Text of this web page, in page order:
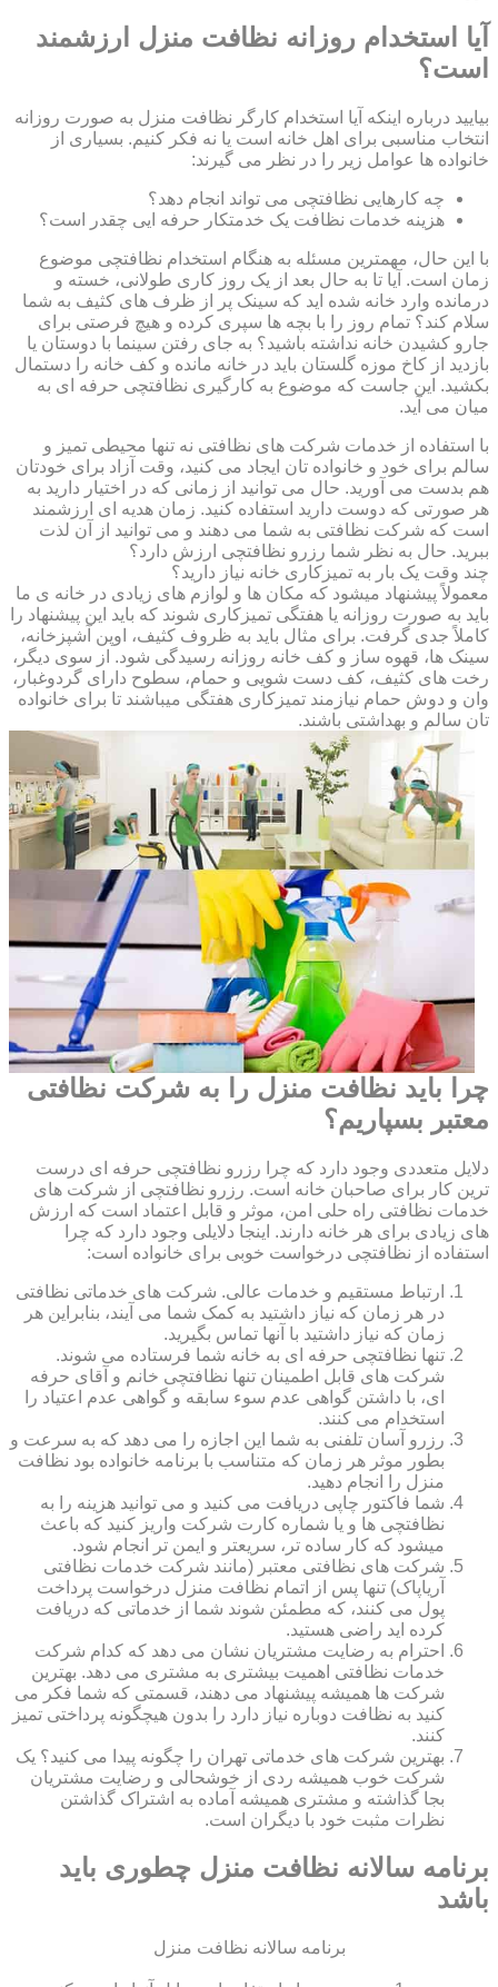
آیا استخدام روزانه نظافت منزل ارزشمند
است؟
بیایید درباره اینکه آیا استخدام کارگر نظافت منزل به صورت روزانه
انتخاب مناسبی برای اهل خانه است یا نه فکر کنیم. بسیاری از
خانواده ها عوامل زیر را در نظر می گیرند:
چه کارهایی نظافتچی می تواند انجام دهد؟
هزینه خدمات نظافت یک خدمتکار حرفه ایی چقدر است؟
با این حال، مهمترین مسئله به هنگام استخدام نظافتچی موضوع
زمان است. آیا تا به حال بعد از یک روز کاری طولانی، خسته و
درمانده وارد خانه شده اید که سینک پر از ظرف های کثیف به شما
سلام کند؟ تمام روز را با بچه ها سپری کرده و هیچ فرصتی برای
جارو کشیدن خانه نداشته باشید؟ به جای رفتن سینما با دوستان یا
بازدید از کاخ موزه گلستان باید در خانه مانده و کف خانه را دستمال
بکشید. این جاست که موضوع به کارگیری نظافتچی حرفه ای به
میان می آید.
با استفاده از خدمات شرکت های نظافتی نه تنها محیطی تمیز و
سالم برای خود و خانواده تان ایجاد می کنید، وقت آزاد برای خودتان
هم بدست می آورید. حال می توانید از زمانی که در اختیار دارید به
هر صورتی که دوست دارید استفاده کنید. زمان هدیه ای ارزشمند
است که شرکت نظافتی به شما می دهند و می توانید از آن لذت
ببرید. حال به نظر شما رزرو نظافتچی ارزش دارد؟
چند وقت یک بار به تمیزکاری خانه نیاز دارید؟
معمولاً پیشنهاد میشود که مکان ها و لوازم های زیادی در خانه ی ما
باید به صورت روزانه یا هفتگی تمیزکاری شوند که باید این پیشنهاد را
کاملاً جدی گرفت. برای مثال باید به ظروف کثیف، اوپن آشپزخانه،
سینک ها، قهوه ساز و کف خانه روزانه رسیدگی شود. از سوی دیگر،
رخت های کثیف، کف دست شویی و حمام، سطوح دارای گردوغبار،
وان و دوش حمام نیازمند تمیزکاری هفتگی میباشند تا برای خانواده
تان سالم و بهداشتی باشند.
چرا باید نظافت منزل را به شرکت نظافتی
معتبر بسپاریم؟
دلایل متعددی وجود دارد که چرا رزرو نظافتچی حرفه ای درست
ترین کار برای صاحبان خانه است. رزرو نظافتچی از شرکت های
خدمات نظافتی راه حلی امن، موثر و قابل اعتماد است که ارزش
های زیادی برای هر خانه دارند. اینجا دلایلی وجود دارد که چرا
استفاده از نظافتچی درخواست خوبی برای خانواده است:
ارتباط مستقیم و خدمات عالی. شرکت های خدماتی نظافتی
در هر زمان که نیاز داشتید به کمک شما می آیند، بنابراین هر
زمان که نیاز داشتید با آنها تماس بگیرید.
تنها نظافتچی حرفه ای به خانه شما فرستاده می شوند.
شرکت های قابل اطمینان تنها نظافتچی خانم و آقای حرفه
ای، با داشتن گواهی عدم سوء سابقه و گواهی عدم اعتیاد را
استخدام می کنند.
رزرو آسان تلفنی به شما این اجازه را می دهد که به سرعت و
بطور موثر هر زمان که متناسب با برنامه خانواده بود نظافت
منزل را انجام دهید.
شما فاکتور چاپی دریافت می کنید و می توانید هزینه را به
نظافتچی ها و یا شماره کارت شرکت واریز کنید که باعث
میشود که کار ساده تر، سریعتر و ایمن تر انجام شود.
شرکت های نظافتی معتبر (مانند شرکت خدمات نظافتی
آریاپاک) تنها پس از اتمام نظافت منزل درخواست پرداخت
پول می کنند، که مطمئن شوند شما از خدماتی که دریافت
کرده اید راضی هستید.
احترام به رضایت مشتریان نشان می دهد که کدام شرکت
خدمات نظافتی اهمیت بیشتری به مشتری می دهد. بهترین
شرکت ها همیشه پیشنهاد می دهند، قسمتی که شما فکر می
کنید به نظافت دوباره نیاز دارد را بدون هیچگونه پرداختی تمیز
کنند.
بهترین شرکت های خدماتی تهران را چگونه پیدا می کنید؟ یک
شرکت خوب همیشه ردی از خوشحالی و رضایت مشتریان
بجا گذاشته و مشتری همیشه آماده به اشتراک گذاشتن
نظرات مثبت خود با دیگران است.
برنامه سالانه نظافت منزل چطوری باید
باشد
برنامه سالانه نظافت منزل